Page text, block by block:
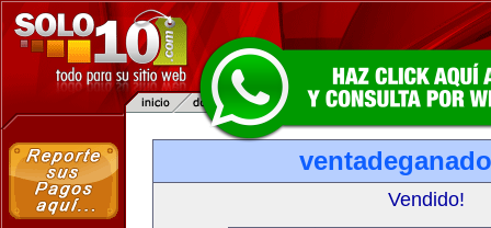
Vendido!